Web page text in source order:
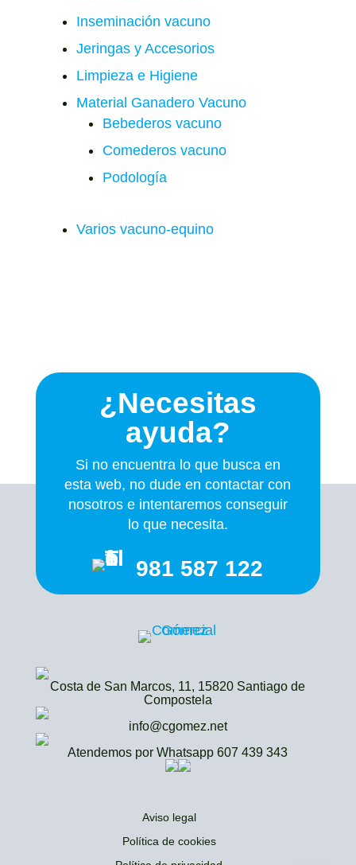
Inseminación vacuno
Jeringas y Accesorios
Limpieza e Higiene
Material Ganadero Vacuno
Bebederos vacuno
Comederos vacuno
Podología
Varios vacuno-equino
¿Necesitas
ayuda?
Si no encuentra lo que busca en
esta web, no dude en contactar con
nosotros e intentaremos conseguir
lo que necesita.
981 587 122
Costa de San Marcos, 11, 15820 Santiago de
Compostela
info@cgomez.net
Atendemos por Whatsapp 607 439 343
Aviso legal
Política de cookies